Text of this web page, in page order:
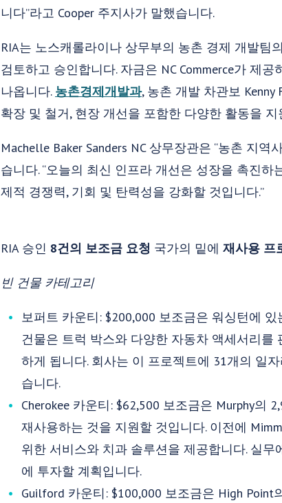
니다”라고 Cooper 주지사가 말했습니다.
RIA는 노스캐롤라이나 상무부의 농촌 경제 개발팀
검토하고 승인합니다. 자금은 NC Commerce가 제
나옵니다. 농촌경제개발과, 농촌 개발 차관보
확장 및 철거, 현장 개선을 포함한 다양한 활동을
Machelle Baker Sanders NC 상무장관은 “농촌 지
습니다. “오늘의 최신 인프라 개선은 성장을 촉진
제적 경쟁력, 기회 및 탄력성을 강화할 것입니다.”
RIA 승인 8건의 보조금 요청 국가의 밑에 재사용 프
빈 건물 카테고리
보퍼트 카운티: $200,000 보조금은 워싱턴에
건물은 트럭 박스와 다양한 자동차 액세서리를
하게 됩니다. 회사는 이 프로젝트에 31개의 일
습니다.
Cherokee 카운티: $62,500 보조금은 Murphy의
재사용하는 것을 지원할 것입니다. 이전에
위한 서비스와 치과 솔루션을 제공합니다. 실
에 투자할 계획입니다.
Guilford 카운티: $100,000 보조금은 High